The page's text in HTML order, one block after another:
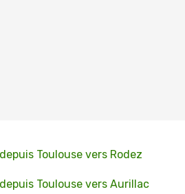
Toulouse vers Rodez
Toulouse vers Aurillac